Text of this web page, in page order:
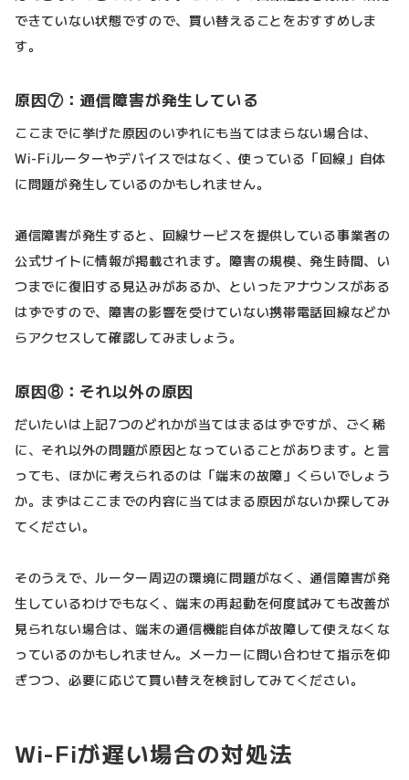
できていない状態ですので、買い替えることをおすすめしま
す。
原因⑦：通信障害が発生している
ここまでに挙げた原因のいずれにも当てはまらない場合は、
Wi-Fiルーターやデバイスではなく、使っている「回線」自体
に問題が発生しているのかもしれません。
通信障害が発生すると、回線サービスを提供している事業者の
公式サイトに情報が掲載されます。障害の規模、発生時間、い
つまでに復旧する見込みがあるか、といったアナウンスがある
はずですので、障害の影響を受けていない携帯電話回線などか
らアクセスして確認してみましょう。
原因⑧：それ以外の原因
だいたいは上記7つのどれかが当てはまるはずですが、ごく稀
に、それ以外の問題が原因となっていることがあります。と言
っても、ほかに考えられるのは「端末の故障」くらいでしょう
か。まずはここまでの内容に当てはまる原因がないか探してみ
てください。
そのうえで、ルーター周辺の環境に問題がなく、通信障害が発
生しているわけでもなく、端末の再起動を何度試みても改善が
見られない場合は、端末の通信機能自体が故障して使えなくな
っているのかもしれません。メーカーに問い合わせて指示を仰
ぎつつ、必要に応じて買い替えを検討してみてください。
Wi-Fiが遅い場合の対処法